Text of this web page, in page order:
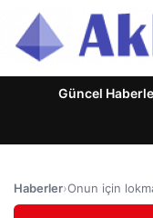
Güncel
Haberler›Onun için